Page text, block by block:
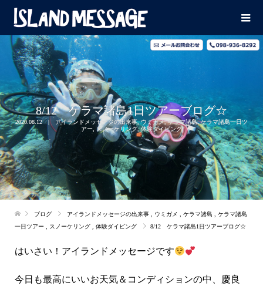
8/12 ケラマ諸島1日ツアーブログ☆
2020.08.12 アイランドメッセージの出来事,ウミガメ,ケラマ諸島,ケラマ諸島一日ツ
アー
スノーケリング,体験ダイビング
ブログ アイランドメッセージの出来事 ウミガメ ケラマ諸島
ケラマ諸島
一日ツアー
スノーケリング 体験ダイビング 8/12 ケラマ諸島1日ツアーブログ☆
はいさい！アイランドメッセージです
今日も最高にいいお天気＆コンディションの中、慶良